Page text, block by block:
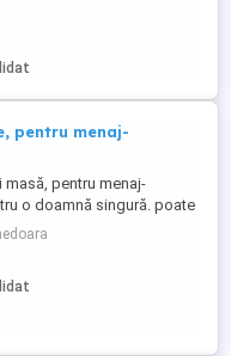
inele, albi, galbeni, albi
moțați, tărcați. Se vînd cu
cumpără mai mult de trei
pentru menaj-
masă, pentru menaj-
o doamnă singură. poate